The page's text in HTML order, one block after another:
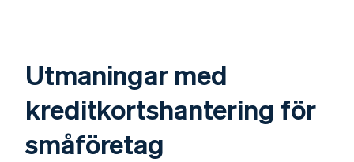
Utmaningar med
kreditkortshantering för
småföretag